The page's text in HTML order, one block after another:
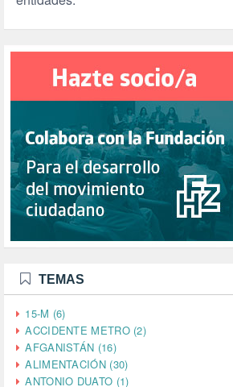
TEMAS
15-M (6)
ACCIDENTE METRO (2)
AFGANISTÁN (16)
ALIMENTACIÓN (30)
ANTONIO DUATO (1)